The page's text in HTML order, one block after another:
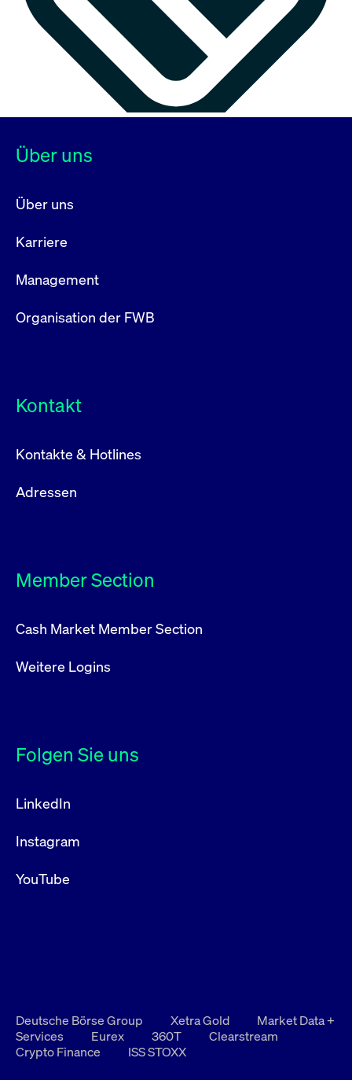
Über uns
Über uns
Karriere
Management
Organisation der FWB
Kontakt
Kontakte & Hotlines
Adressen
Member Section
Cash Market Member Section
Weitere Logins
Folgen Sie uns
LinkedIn
Instagram
YouTube
Deutsche Börse Group Xetra Gold
Market Data +
Services
Eurex 360T
Clearstream
Crypto Finance
ISS STOXX